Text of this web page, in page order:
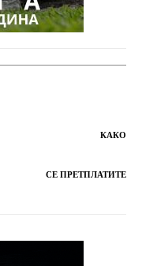
КАКО
СЕ ПРЕТПЛАТИТЕ